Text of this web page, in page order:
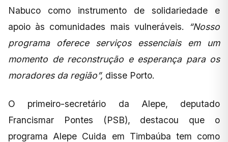
Nabuco como instrumento de solidariedade e
apoio às comunidades mais vulneráveis. “Nosso
programa oferece serviços essenciais em um
momento de reconstrução e esperança para os
moradores da região”, disse Porto.
O primeiro-secretário da Alepe, deputado
Francismar Pontes (PSB), destacou que o
programa Alepe Cuida em Timbaúba tem como